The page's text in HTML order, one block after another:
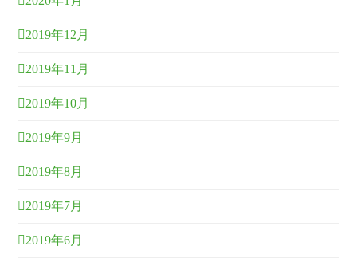
2019年12月
2019年11月
2019年10月
2019年9月
2019年8月
2019年7月
2019年6月